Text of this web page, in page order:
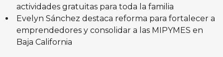
actividades gratuitas para toda la familia
Evelyn Sánchez destaca reforma para fortalecer a
emprendedores y consolidar a las MIPYMES en
Baja California